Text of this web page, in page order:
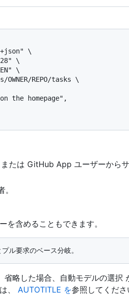
たは GitHub App ユーザーから
を含めることもできます。
略した場合、自動モデルの選択
、 AUTOTITLE を参照してくださ